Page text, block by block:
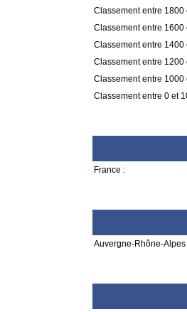
Classement entre 1800
Classement entre 1600
Classement entre 1400
Classement entre 1200
Classement entre 1000
Classement entre 0 et
France :
Auvergne-Rhône-Alpes